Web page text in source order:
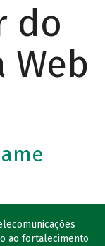
do
Web
ao fortalecimento